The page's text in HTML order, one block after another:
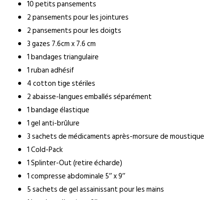
10 petits pansements
2 pansements pour les jointures
2 pansements pour les doigts
3 gazes 7.6cm x 7.6 cm
1 bandages triangulaire
1 ruban adhésif
4 cotton tige stériles
2 abaisse-langues emballés séparément
1 bandage élastique
1 gel anti-brûlure
3 sachets de médicaments après-morsure de moustique
1 Cold-Pack
1 Splinter-Out (retire écharde)
1 compresse abdominale 5’’ x 9’’
5 sachets de gel assainissant pour les mains